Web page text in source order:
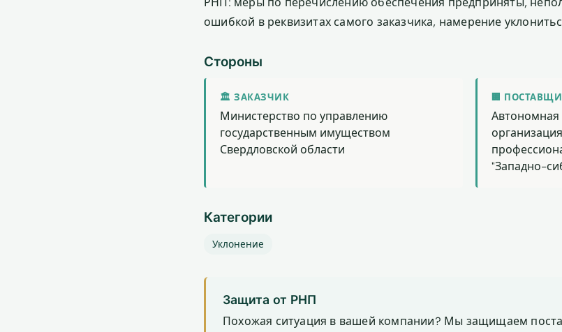
ошибкой в реквизитах самого заказчика, намерение
Стороны
🏛 ЗАКАЗЧИК
Министерство по управлению
государственным имуществом
Свердловской области
🏢
Автономная
"Западно-
Категории
Уклонение
Защита от РНП
Похожая ситуация в вашей компании? Мы защищаем